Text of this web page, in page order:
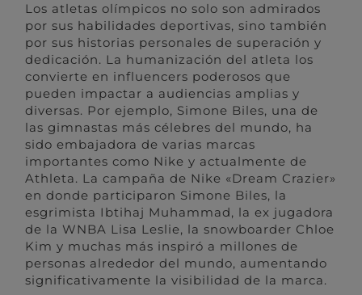
Los atletas olímpicos no solo son admirados
por sus habilidades deportivas, sino también
por sus historias personales de superación y
dedicación. La humanización del atleta los
convierte en influencers poderosos que
pueden impactar a audiencias amplias y
diversas. Por ejemplo, Simone Biles, una de
las gimnastas más célebres del mundo, ha
sido embajadora de varias marcas
importantes como Nike y actualmente de
Athleta. La campaña de Nike «Dream Crazier»
en donde participaron Simone Biles, la
esgrimista Ibtihaj Muhammad, la ex jugadora
de la WNBA Lisa Leslie, la snowboarder Chloe
Kim y muchas más inspiró a millones de
personas alrededor del mundo, aumentando
significativamente la visibilidad de la marca.